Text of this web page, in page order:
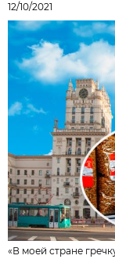
12/10/2021
«В моей стране